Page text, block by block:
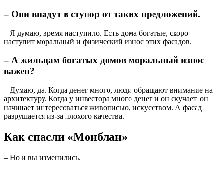
– Они впадут в ступор от таких предложений.
– Я думаю, время наступило. Есть дома богатые, скоро
наступит моральный и физический износ этих фасадов.
– А жильцам богатых домов моральный износ
важен?
– Думаю, да. Когда денег много, люди обращают внимание на
архитектуру. Когда у инвестора много денег и он скучает, он
начинает интересоваться живописью, искусством. А фасад
разрушается из-за плохого качества.
Как спасли «Монблан»
– Но и вы изменились.